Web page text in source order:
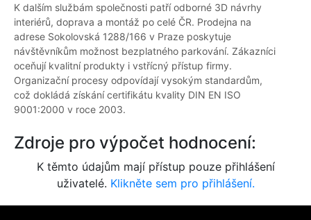
K dalším službám společnosti patří odborné 3D návrhy
interiérů, doprava a montáž po celé ČR. Prodejna na
adrese Sokolovská 1288/166 v Praze poskytuje
návštěvníkům možnost bezplatného parkování. Zákazníci
oceňují kvalitní produkty i vstřícný přístup firmy.
Organizační procesy odpovídají vysokým standardům,
což dokládá získání certifikátu kvality DIN EN ISO
9001:2000 v roce 2003.
Zdroje pro výpočet hodnocení:
K těmto údajům mají přístup pouze přihlášení
uživatelé. Klikněte sem pro přihlášení.